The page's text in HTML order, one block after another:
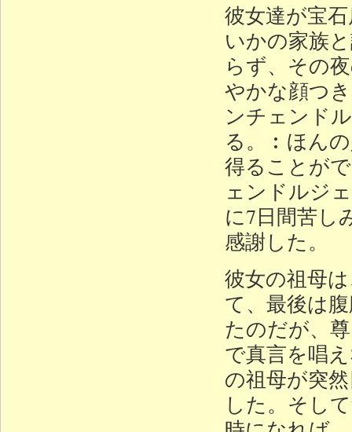
彼女達が宝
いかの家族
らず、その
やかな顔つ
ンチェンド
る。︰ほん
得ることが
ェンドルジ
に7日間苦し
感謝した。
彼女の祖母
て、最後は
たのだが、
で真言を唱
の祖母が突
した。そし